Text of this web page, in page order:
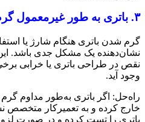
۳. باتری به طور غیرمعمول گرم می‌شود
گرم شدن باتری هنگام شارژ یا
نشان‌دهنده یک مشکل جدی باشد.
نقص در طراحی باتری یا خرابی
وجود آید.
راه‌حل: اگر باتری به‌طور مداوم
خارج کرده و به تعمیرکار متخصص
باتری را تست کرده و در صورت